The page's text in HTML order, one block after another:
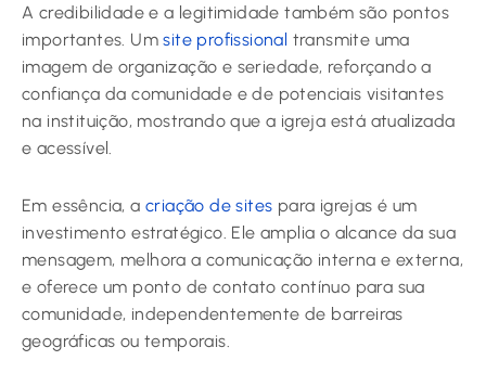
A credibilidade e a legitimidade também são pontos
importantes. Umsite profissional transmite uma
imagem de organização e seriedade, reforçando a
confiança da comunidade e de potenciais visitantes
na instituição, mostrando que a igreja está atualizada
e acessível.
Em essência, acriação de sites para igrejas é um
investimento estratégico. Ele amplia o alcance da sua
mensagem, melhora a comunicação interna e externa,
e oferece um ponto de contato contínuo para sua
comunidade, independentemente de barreiras
geográficas ou temporais.